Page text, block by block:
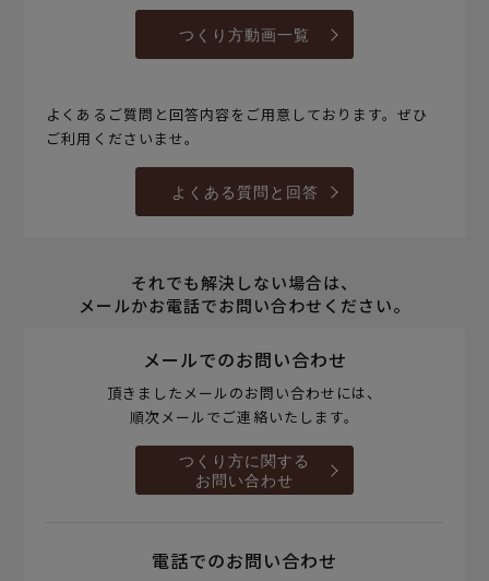
つくり方動画一覧
よくあるご質問と回答内容をご用意しております。ぜひ
ご利用くださいませ。
よくある質問と回答
それでも解決しない場合は、
メールかお電話でお問い合わせください。
メールでのお問い合わせ
頂きましたメールのお問い合わせには、
順次メールでご連絡いたします。
つくり方に関する
お問い合わせ
電話でのお問い合わせ